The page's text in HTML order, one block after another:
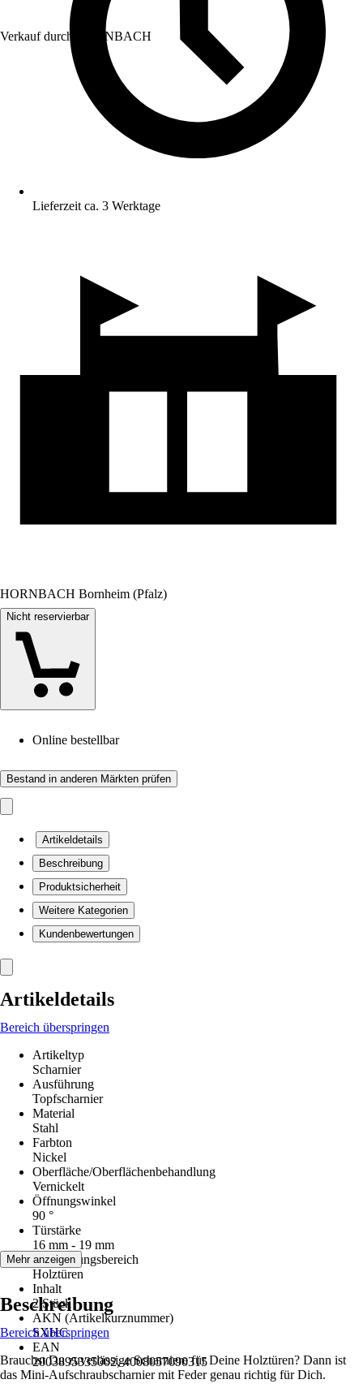
Verkauf durch: HORNBACH
Lieferzeit ca. 3 Werktage
HORNBACH Bornheim (Pfalz)
Nicht reservierbar
Online bestellbar
Bestand in anderen Märkten prüfen
Artikeldetails
Beschreibung
Produktsicherheit
Weitere Kategorien
Kundenbewertungen
Artikeldetails
Bereich überspringen
Artikeltyp
Scharnier
Ausführung
Topfscharnier
Material
Stahl
Farbton
Nickel
Oberfläche/Oberflächenbehandlung
Vernickelt
Öffnungswinkel
90 °
Türstärke
16 mm - 19 mm
Anwendungsbereich
Holztüren
Inhalt
2 Stück
AKN (Artikelkurznummer)
SXHC
EAN
2003895335002, 4008057090315
Mehr anzeigen
Beschreibung
Bereich überspringen
Brauchst Du zuverlässige Scharniere für Deine Holztüren? Dann ist
das Mini-Aufschraubscharnier mit Feder genau richtig für Dich.